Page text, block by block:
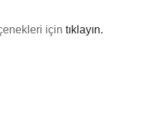
için tıklayın.